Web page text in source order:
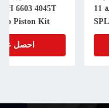
Assy يناسب قطع غيار الآلات الزراعية 11
6603 4045T
Piston Kit
احصل